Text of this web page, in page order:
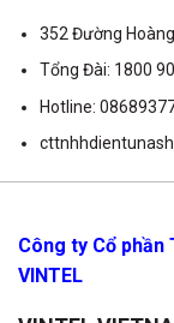
352 Đường Hoàng
Tổng Đài: 1800
Hotline:
Công ty Cổ phần
VINTEL